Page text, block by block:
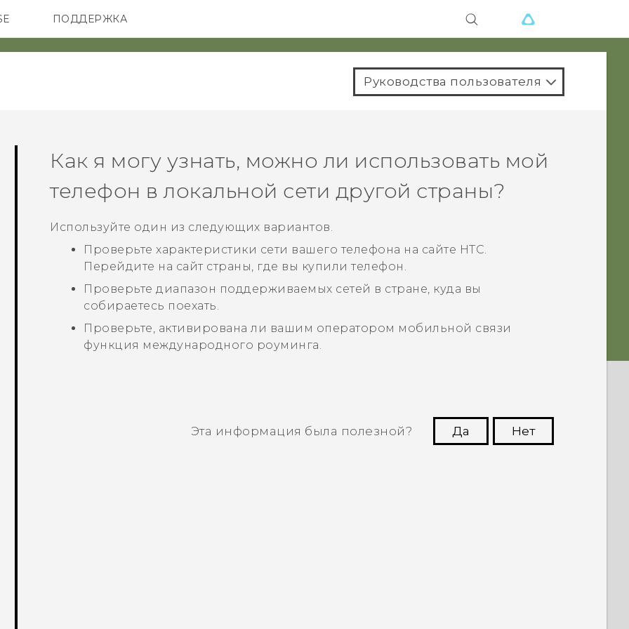
АКСЕССУАРЫ
ПОДДЕРЖКА
Руководства пользователя
Как я могу узнать, можно ли использовать мой
телефон в локальной сети другой страны?
Используйте один из следующих вариантов.
Проверьте характеристики сети вашего телефона на сайте HTC.
Перейдите на сайт страны, где вы купили телефон.
Проверьте диапазон поддерживаемых сетей в стране, куда вы
собираетесь поехать.
Проверьте, активирована ли вашим оператором мобильной связи
функция международного роуминга.
Эта информация была полезной? Да
Нет